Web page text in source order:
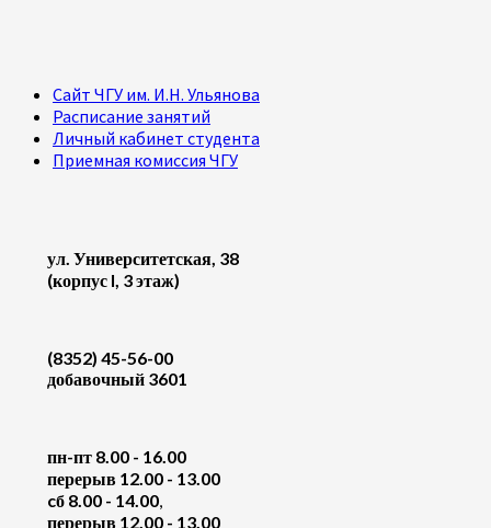
Сайт ЧГУ им. И.Н. Ульянова
Расписание занятий
Личный кабинет студента
Приемная комиссия ЧГУ
ул. Университетская, 38
(корпус I, 3 этаж)
(8352) 45-56-00
добавочный 3601
пн-пт 8.00 - 16.00
перерыв 12.00 - 13.00
cб 8.00 - 14.00,
перерыв 12.00 - 13.00